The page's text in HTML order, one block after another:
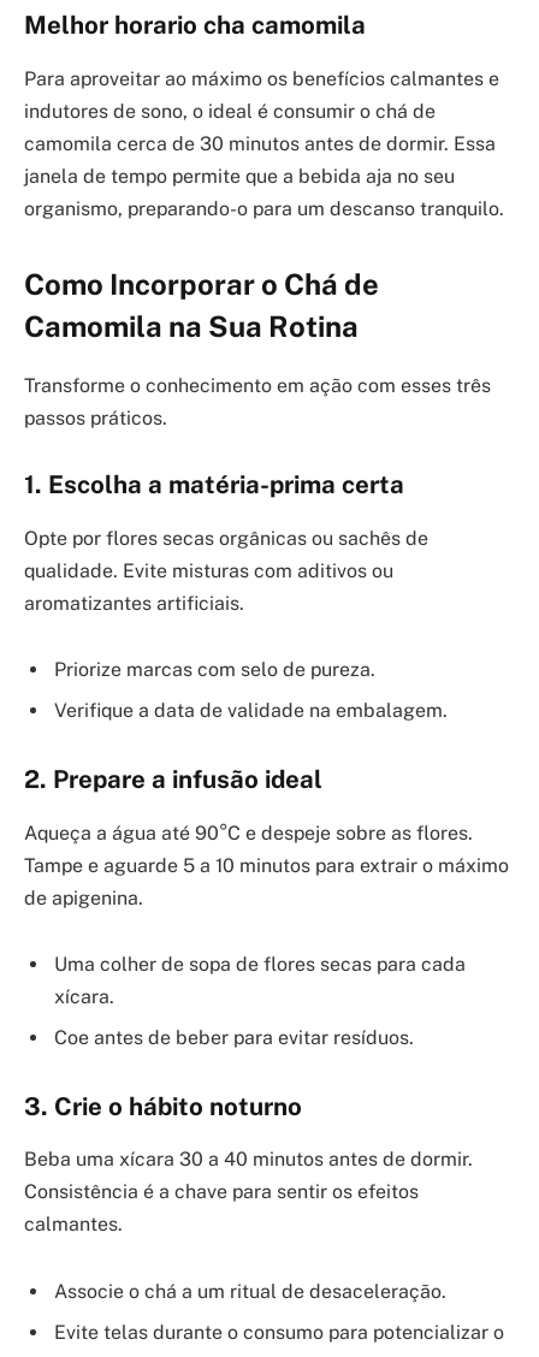
Melhor horario cha camomila
Para aproveitar ao máximo os benefícios calmantes e
indutores de sono, o ideal é consumir o chá de
camomila cerca de 30 minutos antes de dormir. Essa
janela de tempo permite que a bebida aja no seu
organismo, preparando-o para um descanso tranquilo.
Como Incorporar o Chá de
Camomila na Sua Rotina
Transforme o conhecimento em ação com esses três
passos práticos.
1. Escolha a matéria-prima certa
Opte por flores secas orgânicas ou sachês de
qualidade. Evite misturas com aditivos ou
aromatizantes artificiais.
Priorize marcas com selo de pureza.
Verifique a data de validade na embalagem.
2. Prepare a infusão ideal
Aqueça a água até 90°C e despeje sobre as flores.
Tampe e aguarde 5 a 10 minutos para extrair o máximo
de apigenina.
Uma colher de sopa de flores secas para cada
xícara.
Coe antes de beber para evitar resíduos.
3. Crie o hábito noturno
Beba uma xícara 30 a 40 minutos antes de dormir.
Consistência é a chave para sentir os efeitos
calmantes.
Associe o chá a um ritual de desaceleração.
Evite telas durante o consumo para potencializar o